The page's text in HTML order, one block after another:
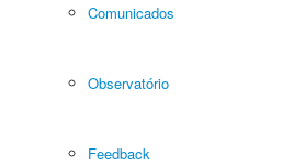
Comunicados
Observatório
Feedback